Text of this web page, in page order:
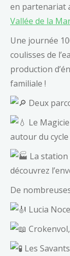
en partenariat
Vallée de la
Une journée
coulisses de
production
familiale !
Deux
Le
autour du cycle
La station
découvrez
De
Lucia
Les